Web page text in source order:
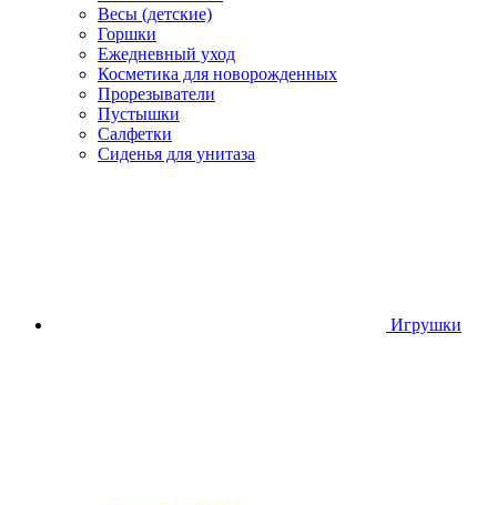
Весы (детские)
Горшки
Ежедневный уход
Косметика для новорожденных
Прорезыватели
Пустышки
Салфетки
Сиденья для унитаза
Игрушки